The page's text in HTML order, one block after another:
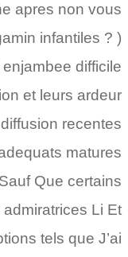
apres non vous
infantiles ? )
enjambee difficile
et leurs ardeur
recentes
matures
Que certains
Li Et
tels que J’ai